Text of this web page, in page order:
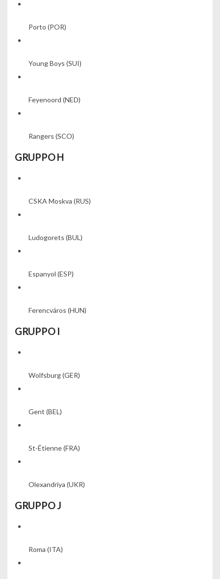
Porto (POR)
Young Boys (SUI)
Feyenoord (NED)
Rangers (SCO)
GRUPPO H
CSKA Moskva (RUS)
Ludogorets (BUL)
Espanyol (ESP)
Ferencváros (HUN)
GRUPPO I
Wolfsburg(GER)
Gent (BEL)
St-Étienne(FRA)
Olexandriya (UKR)
GRUPPO J
Roma (ITA)